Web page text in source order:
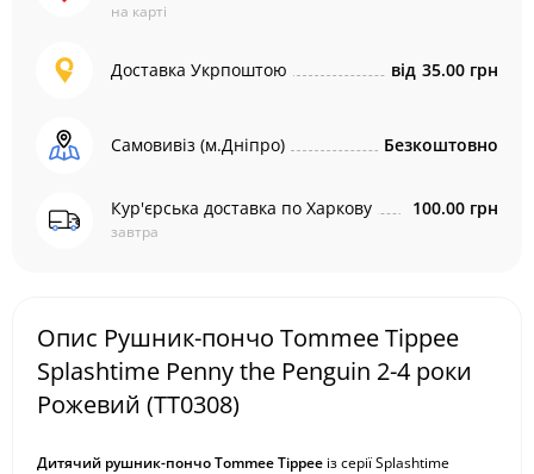
на карті
Доставка Укрпоштою від 35.00 грн
Самовивіз (м.Дніпро) Безкоштовно
Кур'єрська доставка по Харкову
завтра
100.00 грн
Опис Рушник-пончо Tommee Tippee
Splashtime Penny the Penguin 2-4 роки
Рожевий (TT0308)
Дитячий рушник-пончо Tommee Tippee із серії Splashtime